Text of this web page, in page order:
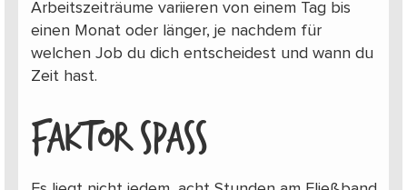
Arbeitszeiträume variieren von einem Tag bis
einen Monat oder länger, je nachdem für
welchen Job du dich entscheidest und wann du
Zeit hast.
FAKTOR SPASS